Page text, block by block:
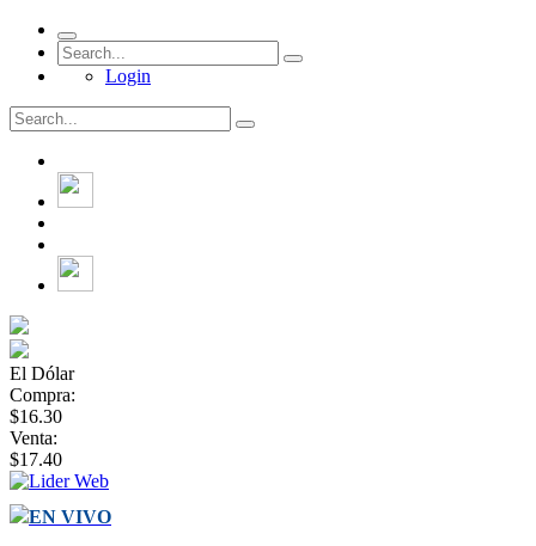
Login
El Dólar
Compra:
$16.30
Venta:
$17.40
EN VIVO